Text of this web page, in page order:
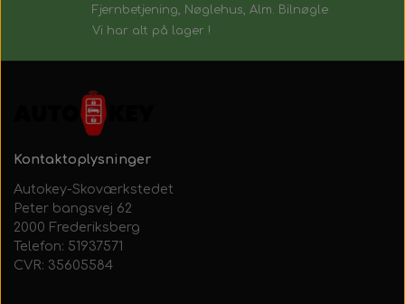
Fjernbetjening, Nøglehus, Alm. Bilnøgle
Vi har alt på lager !
Kontaktoplysninger
Autokey-Skoværkstedet
Peter bangsvej 62
2000 Frederiksberg
Telefon: 51937571
CVR: 35605584